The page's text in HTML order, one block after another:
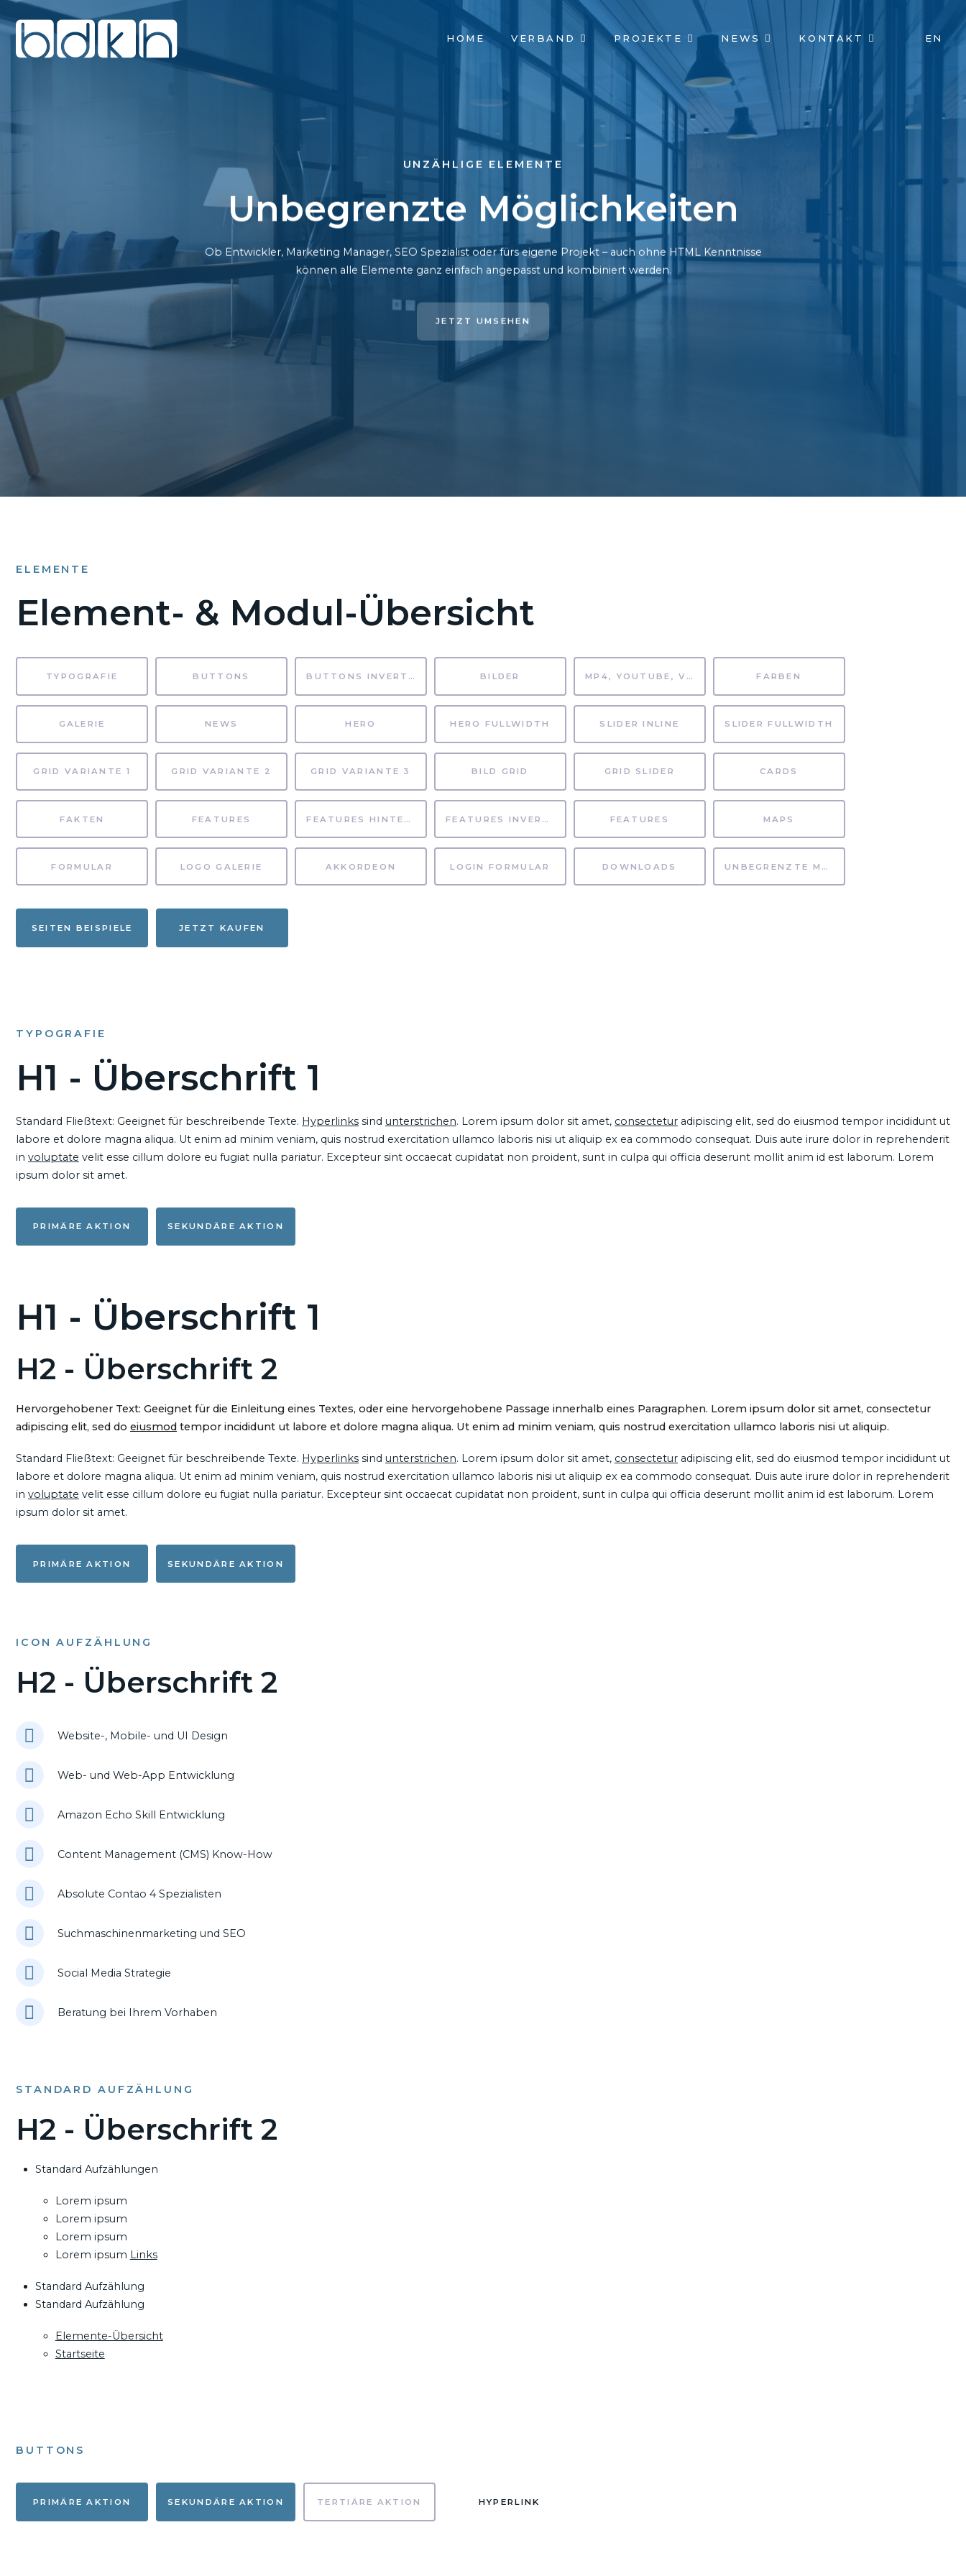
NAVIGATION
ÜBERSPRINGEN
HOME VERBAND PROJEKTE NEWS KONTAKT EN
UNZÄHLIGE ELEMENTE
Unbegrenzte Möglichkeiten
Ob Entwickler, Marketing Manager, SEO Spezialist oder fürs eigene Projekt – auch ohne HTML Kenntnisse
können alle Elemente ganz einfach angepasst und kombiniert werden.
JETZT UMSEHEN
ELEMENTE
Element- & Modul-Übersicht
TYPOGRAFIE BUTTONS BUTTONS INVERTIERT BILDER MP4, YOUTUBE, VIMEO FARBEN
GALERIE NEWS HERO HERO FULLWIDTH SLIDER INLINE SLIDER FULLWIDTH
GRID VARIANTE 1 GRID VARIANTE 2 GRID VARIANTE 3 BILD GRID GRID SLIDER CARDS
FAKTEN FEATURES FEATURES HINTERGRUND FEATURES INVERTIERT FEATURES MAPS
FORMULAR LOGO GALERIE AKKORDEON LOGIN FORMULAR DOWNLOADS UNBEGRENZTE MÖGLICHKEITEN
SEITEN BEISPIELE JETZT KAUFEN
TYPOGRAFIE
H1 - Überschrift 1
Standard Fließtext: Geeignet für beschreibende Texte. Hyperlinks sind unterstrichen. Lorem ipsum dolor sit amet, consectetur adipiscing elit, sed do eiusmod tempor incididunt ut
labore et dolore magna aliqua. Ut enim ad minim veniam, quis nostrud exercitation ullamco laboris nisi ut aliquip ex ea commodo consequat. Duis aute irure dolor in reprehenderit
in voluptate velit esse cillum dolore eu fugiat nulla pariatur. Excepteur sint occaecat cupidatat non proident, sunt in culpa qui officia deserunt mollit anim id est laborum. Lorem
ipsum dolor sit amet.
PRIMÄRE AKTION SEKUNDÄRE AKTION
H1 - Überschrift 1
H2 - Überschrift 2
Hervorgehobener Text: Geeignet für die Einleitung eines Textes, oder eine hervorgehobene Passage innerhalb eines Paragraphen. Lorem ipsum dolor sit amet, consectetur
adipiscing elit, sed do eiusmod tempor incididunt ut labore et dolore magna aliqua. Ut enim ad minim veniam, quis nostrud exercitation ullamco laboris nisi ut aliquip.
Standard Fließtext: Geeignet für beschreibende Texte. Hyperlinks sind unterstrichen. Lorem ipsum dolor sit amet, consectetur adipiscing elit, sed do eiusmod tempor incididunt ut
labore et dolore magna aliqua. Ut enim ad minim veniam, quis nostrud exercitation ullamco laboris nisi ut aliquip ex ea commodo consequat. Duis aute irure dolor in reprehenderit
in voluptate velit esse cillum dolore eu fugiat nulla pariatur. Excepteur sint occaecat cupidatat non proident, sunt in culpa qui officia deserunt mollit anim id est laborum. Lorem
ipsum dolor sit amet.
PRIMÄRE AKTION SEKUNDÄRE AKTION
ICON AUFZÄHLUNG
H2 - Überschrift 2
Website-, Mobile- und UI Design
Web- und Web-App Entwicklung
Amazon Echo Skill Entwicklung
Content Management (CMS) Know-How
Absolute Contao 4 Spezialisten
Suchmaschinenmarketing und SEO
Social Media Strategie
Beratung bei Ihrem Vorhaben
STANDARD AUFZÄHLUNG
H2 - Überschrift 2
Standard Aufzählungen
Lorem ipsum
Lorem ipsum
Lorem ipsum
Lorem ipsum Links
Standard Aufzählung
Standard Aufzählung
Elemente-Übersicht
Startseite
BUTTONS
PRIMÄRE AKTION SEKUNDÄRE AKTION TERTIÄRE AKTION HYPERLINK